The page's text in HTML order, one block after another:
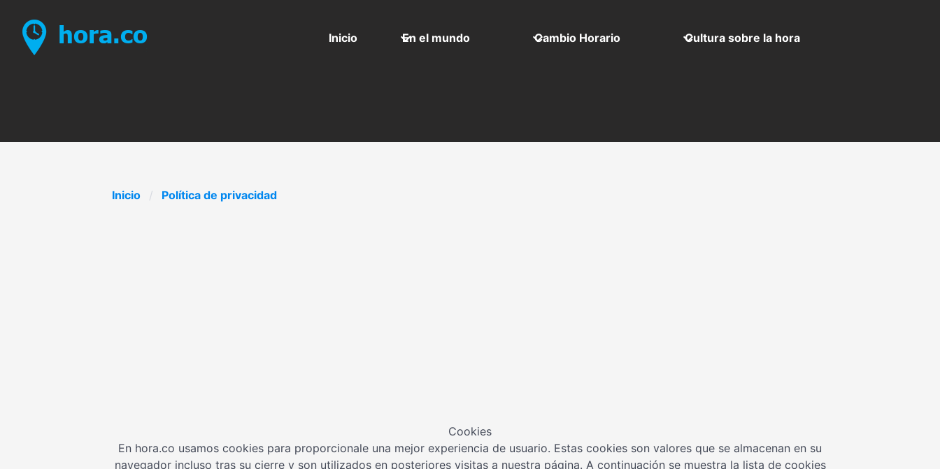
Inicio En el mundo Cambio Horario Cultura sobre la hora
Inicio Política de privacidad
Cookies
En hora.co usamos cookies para proporcionale una mejor experiencia de usuario. Estas cookies son valores que se almacenan en su
navegador incluso tras su cierre y son utilizados en posteriores visitas a nuestra página. A continuación se muestra la lista de cookies